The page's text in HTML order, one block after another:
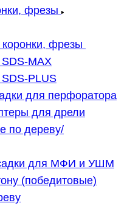
фрезы
фрезы
MAX
PLUS
для перфоратора
для дрели
по дереву/
для МФИ и УШМ
(победитовые)